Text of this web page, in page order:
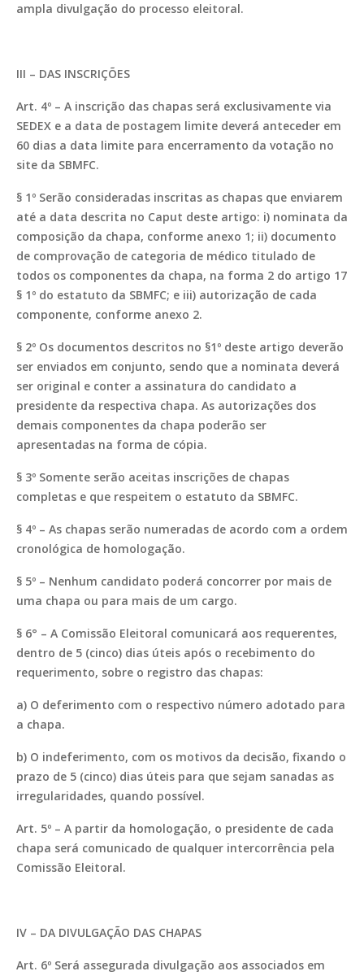
ampla divulgação do processo eleitoral.
III – DAS INSCRIÇÕES
Art. 4º – A inscrição das chapas será exclusivamente via
SEDEX e a data de postagem limite deverá anteceder em
60 dias a data limite para encerramento da votação no
site da SBMFC.
§ 1º Serão consideradas inscritas as chapas que enviarem
até a data descrita no Caput deste artigo: i) nominata da
composição da chapa, conforme anexo 1; ii) documento
de comprovação de categoria de médico titulado de
todos os componentes da chapa, na forma 2 do artigo 17
§ 1º do estatuto da SBMFC; e iii) autorização de cada
componente, conforme anexo 2.
§ 2º Os documentos descritos no §1º deste artigo deverão
ser enviados em conjunto, sendo que a nominata deverá
ser original e conter a assinatura do candidato a
presidente da respectiva chapa. As autorizações dos
demais componentes da chapa poderão ser
apresentadas na forma de cópia.
§ 3º Somente serão aceitas inscrições de chapas
completas e que respeitem o estatuto da SBMFC.
§ 4º – As chapas serão numeradas de acordo com a ordem
cronológica de homologação.
§ 5º – Nenhum candidato poderá concorrer por mais de
uma chapa ou para mais de um cargo.
§ 6° – A Comissão Eleitoral comunicará aos requerentes,
dentro de 5 (cinco) dias úteis após o recebimento do
requerimento, sobre o registro das chapas:
a) O deferimento com o respectivo número adotado para
a chapa.
b) O indeferimento, com os motivos da decisão, fixando o
prazo de 5 (cinco) dias úteis para que sejam sanadas as
irregularidades, quando possível.
Art. 5º – A partir da homologação, o presidente de cada
chapa será comunicado de qualquer intercorrência pela
Comissão Eleitoral.
IV – DA DIVULGAÇÃO DAS CHAPAS
Art. 6º Será assegurada divulgação aos associados em